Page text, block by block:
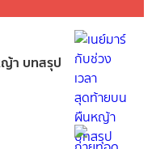
ญ้า บทสรุป